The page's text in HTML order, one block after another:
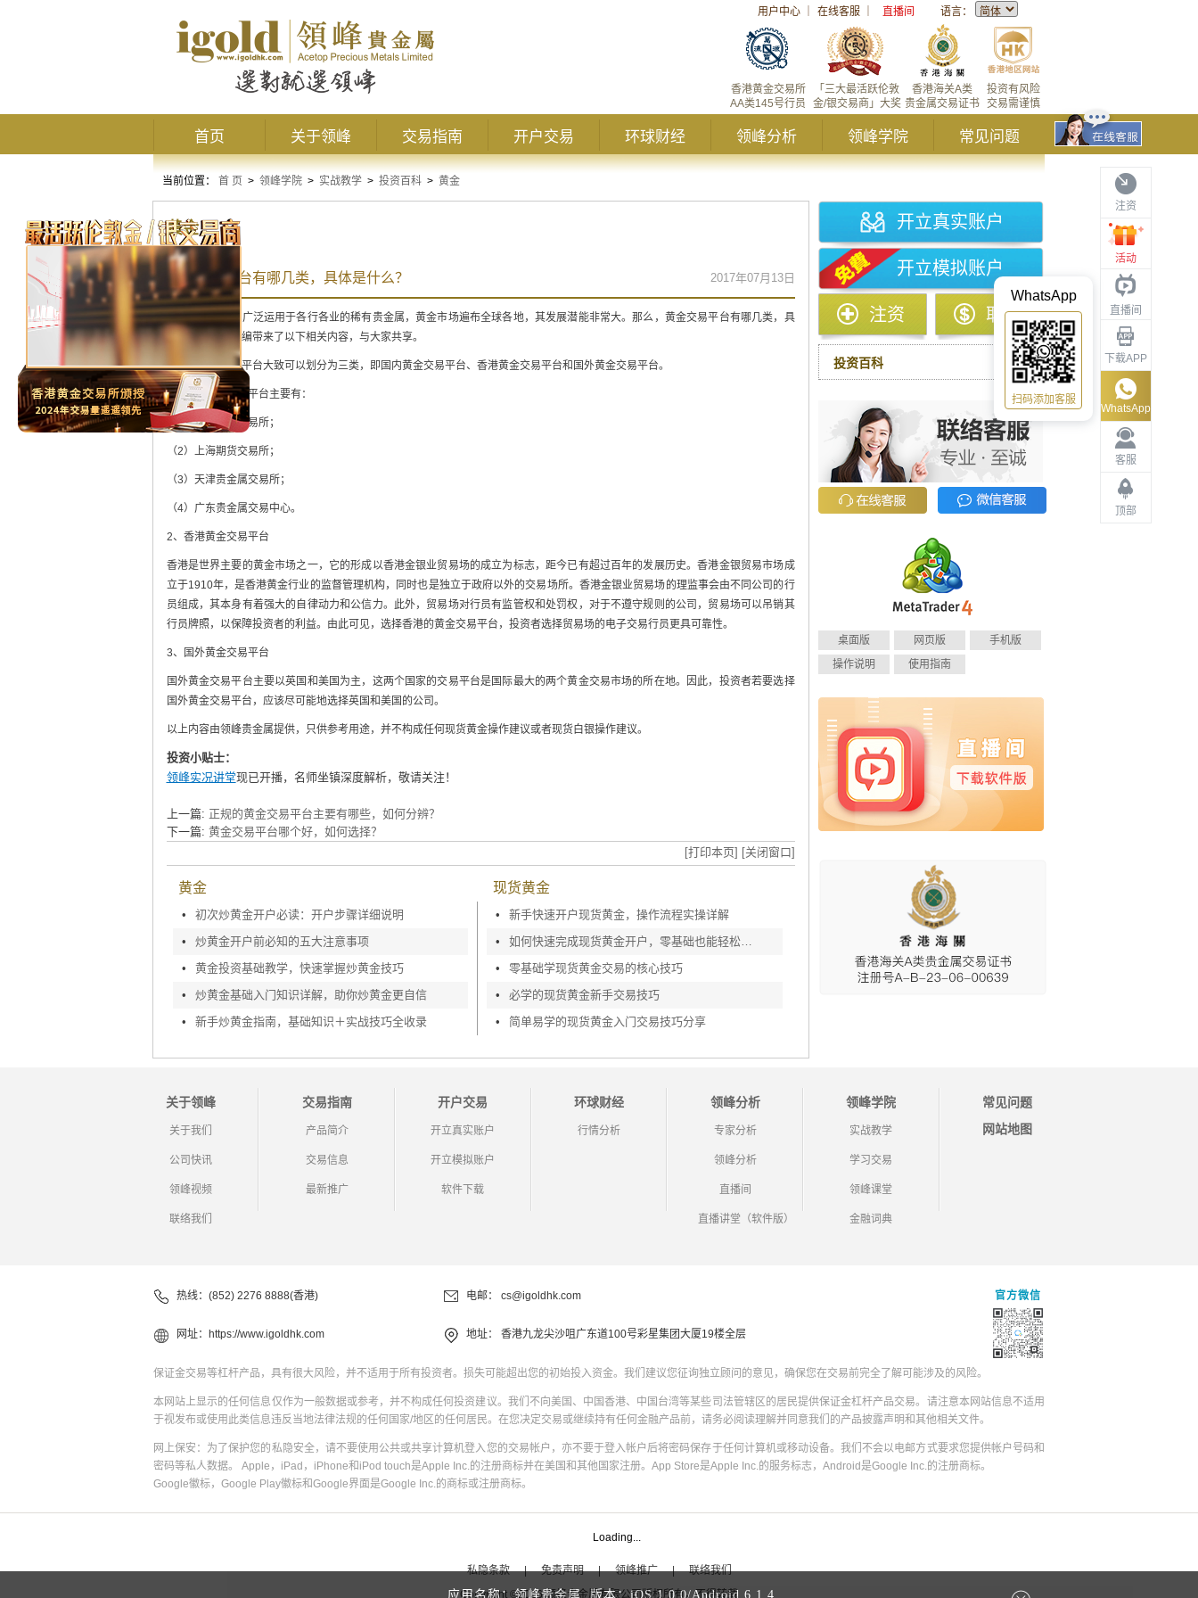
用户中心 在线客服 直播间 语言：
投资有风险
交易需谨慎
香港海关A类
贵金属交易证书
「三大最活跃伦敦
金/银交易商」大奖
香港黄金交易所
AA类145号行员
首页 关于领峰 交易指南 开户交易 环球财经 领峰分析 领峰学院 常见问题
注资
活动
直播间
下载APP
客服
顶部
WhatsApp
WhatsApp
扫码添加客服
当前位置： 首 页 > 领峰学院 > 实战教学 > 投资百科 > 黄金
黄金
黄金交易平台有哪几类，具体是什么？ 2017年07月13日
黄金作为一种被广泛运用于各行各业的稀有贵金属，黄金市场遍布全球各地，其发展潜能非常大。那么，黄金交易平台有哪几类，具
体是什么呢？小编带来了以下相关内容，与大家共享。
目前，黄金交易平台大致可以划分为三类，即国内黄金交易平台、香港黄金交易平台和国外黄金交易平台。
1、国内黄金交易平台主要有：
（1）上海黄金交易所；
（2）上海期货交易所；
（3）天津贵金属交易所；
（4）广东贵金属交易中心。
2、香港黄金交易平台
香港是世界主要的黄金市场之一，它的形成以香港金银业贸易场的成立为标志，距今已有超过百年的发展历史。香港金银贸易市场成
立于1910年，是香港黄金行业的监督管理机构，同时也是独立于政府以外的交易场所。香港金银业贸易场的理监事会由不同公司的行
员组成，其本身有着强大的自律动力和公信力。此外，贸易场对行员有监管权和处罚权，对于不遵守规则的公司，贸易场可以吊销其
行员牌照，以保障投资者的利益。由此可见，选择香港的黄金交易平台，投资者选择贸易场的电子交易行员更具可靠性。
3、国外黄金交易平台
国外黄金交易平台主要以英国和美国为主，这两个国家的交易平台是国际最大的两个黄金交易市场的所在地。因此，投资者若要选择
国外黄金交易平台，应该尽可能地选择英国和美国的公司。
以上内容由领峰贵金属提供，只供参考用途，并不构成任何现货黄金操作建议或者现货白银操作建议。
投资小贴士：
领峰实况讲堂现已开播，名师坐镇深度解析，敬请关注！
上一篇: 正规的黄金交易平台主要有哪些，如何分辨？
下一篇: 黄金交易平台哪个好，如何选择？
[打印本页] [关闭窗口]
黄金
•
初次炒黄金开户必读：开户步骤详细说明
•
炒黄金开户前必知的五大注意事项
•
黄金投资基础教学，快速掌握炒黄金技巧
•
炒黄金基础入门知识详解，助你炒黄金更自信
•
新手炒黄金指南，基础知识＋实战技巧全收录
现货黄金
•
新手快速开户现货黄金，操作流程实操详解
•
如何快速完成现货黄金开户，零基础也能轻松上手
•
零基础学现货黄金交易的核心技巧
•
必学的现货黄金新手交易技巧
•
简单易学的现货黄金入门交易技巧分享
开立真实账户
开立模拟账户
注资 取款
投资百科
桌面版 网页版
手机版
操作说明
使用指南
关于领峰
关于我们
公司快讯
领峰视频
联络我们
交易指南
产品简介
交易信息
最新推广
开户交易
开立真实账户
开立模拟账户
软件下载
环球财经
行情分析
领峰分析
专家分析
领峰分析
直播间
直播讲堂（软件版）
领峰学院
实战教学
学习交易
领峰课堂
金融词典
常见问题
网站地图
热线：(852) 2276 8888(香港) 电邮： cs@igoldhk.com
网址： https://www.igoldhk.com 地址： 香港九龙尖沙咀广东道100号彩星集团大厦19楼全层
官方微信
保证金交易等杠杆产品，具有很大风险，并不适用于所有投资者。损失可能超出您的初始投入资金。我们建议您征询独立顾问的意见，确保您在交易前完全了解可能涉及的风险。
本网站上显示的任何信息仅作为一般数据或参考，并不构成任何投资建议。我们不向美国、中国香港、中国台湾等某些司法管辖区的居民提供保证金杠杆产品交易。请注意本网站信息不适用
于视发布或使用此类信息违反当地法律法规的任何国家/地区的任何居民。在您决定交易或继续持有任何金融产品前，请务必阅读理解并同意我们的产品披露声明和其他相关文件。
网上保安：为了保护您的私隐安全，请不要使用公共或共享计算机登入您的交易帐户，亦不要于登入帐户后将密码保存于任何计算机或移动设备。我们不会以电邮方式要求您提供帐户号码和
密码等私人数据。 Apple，iPad，iPhone和iPod touch是Apple Inc.的注册商标并在美国和其他国家注册。App Store是Apple Inc.的服务标志，Android是Google Inc.的注册商标。
Google徽标，Google Play徽标和Google界面是Google Inc.的商标或注册商标。
Loading...
私隐条款 | 免责声明 | 领峰推广 |
联络我们
Copyright ©2026领峰贵金属有限公司版权所有，不得转载
应用名称：领峰贵金属 版本：iOS1.0.0/Android 6.1.4